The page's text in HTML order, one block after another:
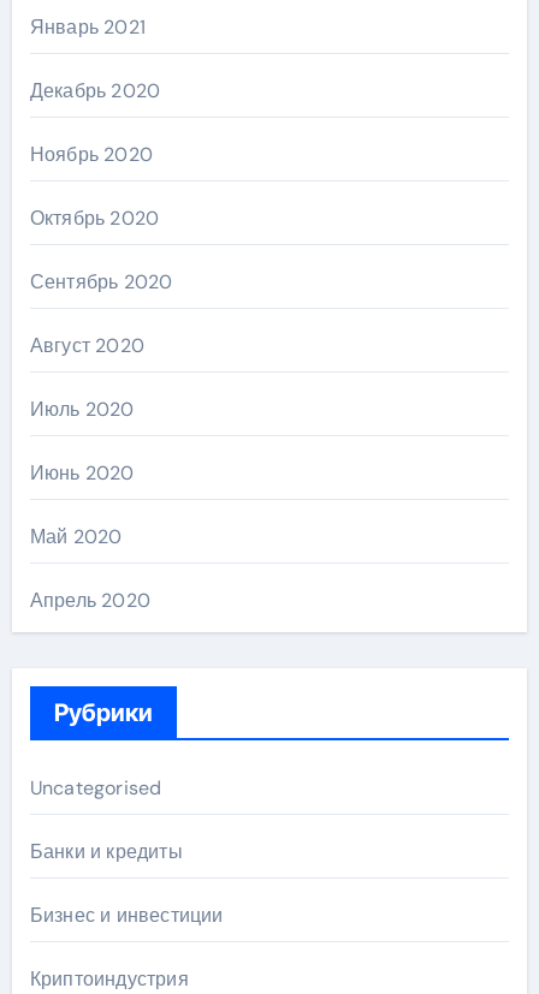
Январь 2021
Декабрь 2020
Ноябрь 2020
Октябрь 2020
Сентябрь 2020
Август 2020
Июль 2020
Июнь 2020
Май 2020
Апрель 2020
Рубрики
Uncategorised
Банки и кредиты
Бизнес и инвестиции
Криптоиндустрия